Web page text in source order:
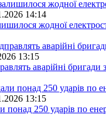
14:14
жодної
13:15
аварійні бригади з
13:15
понад 250 ударів по